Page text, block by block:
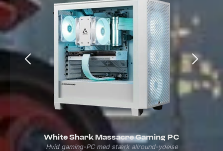
White Shark Massacre Gaming PC
Hvid gaming-PC med stærk allround-ydelse